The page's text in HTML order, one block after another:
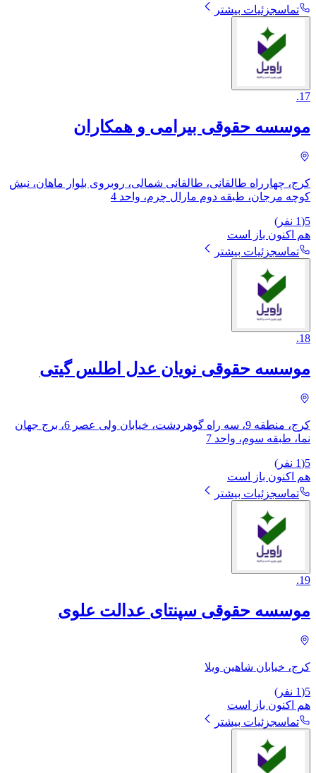
تماسجزئیات بیشتر
17
.
موسسه حقوقی بیرامی و همکاران
کرج، چهارراه طالقانی، طالقانی شمالی، روبروی بلوار ماهان، نبش
کوچه مرجان، طبقه دوم مارال چرم، واحد 4
5
(
1 نفر)
هم اکنون باز است
تماسجزئیات بیشتر
18
.
موسسه حقوقی نویان عدل اطلس گیتی
کرج، منطقه 9، سه راه گوهردشت، خیابان ولی عصر 6، برج جهان
نما، طبقه سوم، واحد 7
5
(
1 نفر)
هم اکنون باز است
تماسجزئیات بیشتر
19
.
موسسه حقوقی سپنتای عدالت علوی
کرج، خیابان شاهین ویلا
5
(
1 نفر)
هم اکنون باز است
تماسجزئیات بیشتر